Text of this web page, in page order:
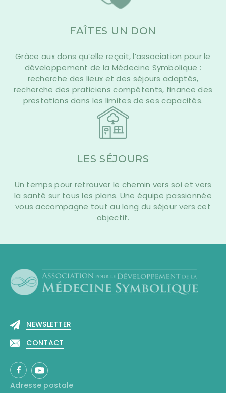
FAÎTES UN DON
Grâce aux dons qu’elle reçoit, l’association pour le
développement de la Médecine Symbolique :
recherche des lieux et des séjours adaptés,
recherche des praticiens compétents, finance des
prestations dans les limites de ses capacités.
LES SÉJOURS
Un temps pour retrouver le chemin vers soi et vers
la santé sur tous les plans. Une équipe passionnée
vous accompagne tout au long du séjour vers cet
objectif.
NEWSLETTER
CONTACT
Adresse postale